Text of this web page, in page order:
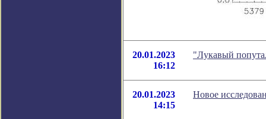
20.01.2023
16:12
"Лукавый
20.01.2023
14:15
Новое